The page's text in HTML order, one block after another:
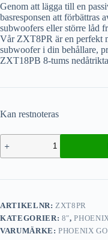
Genom att lägga till en
basresponsen att förbättras
subwoofers eller större låd
Vår ZXT8PR är en perfekt
subwoofer i din behållare,
ZXT18PB 8-tums
Kan restnoteras
ARTIKELNR: ZXT8PR
KATEGORIER: 8",
VARUMÄRKE:PHOENIX